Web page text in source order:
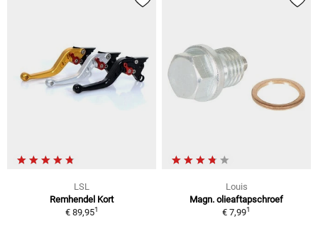
LSL
Remhendel Kort
€ 89,951
Louis
Magn. olieaftapschroef
€ 7,991